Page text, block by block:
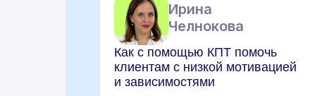
Ирина
Челнокова
Как с помощью КПТ помочь
клиентам с низкой мотивацией
и зависимостями